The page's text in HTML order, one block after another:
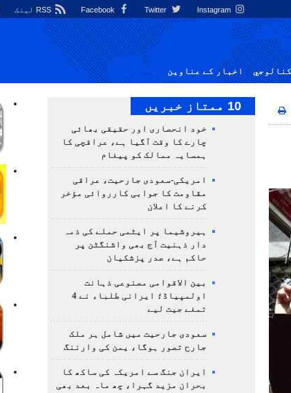
Instagram
اخبار کے عناوین
10 ممتاز خبریں
خود انحصاری اور حقیقی بھائی
چارے کا وقت آگیا ہے، عراقچی کا
ہمسایہ ممالک کو پیغام
امریکی-سعودی جارحیت، عراقی
مقاومت کا جوابی کارروائی مؤخر
کرنے کا اعلان
ہیروشیما پر ایٹمی حملے کی ذمہ
دار ذہنیت آج بھی واشنگٹن پر
حاکم ہے، صدر پزشکیان
بین الاقوامی مصنوعی ذہانت
اولمپیاڈ؛ ایرانی طلباء نے 4
تمغے جیت لیے
سعودی جارحیت میں شامل ہر ملک
جارح تصور ہوگا، یمن کی وارننگ
ایران جنگ سے امریکہ کی ساکھ کا
بحران مزید گہرا، چھ ماہ بعد بھی